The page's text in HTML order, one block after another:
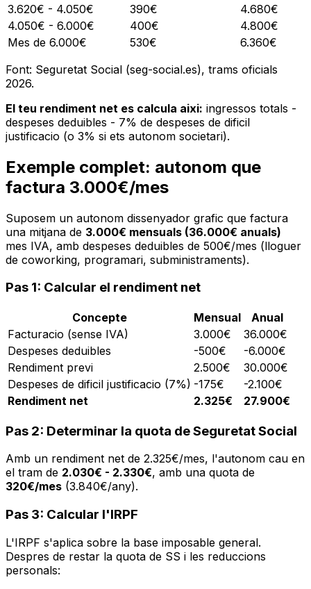
3.620€ - 4.050€
390€
4.680€
4.050€ - 6.000€
400€
4.800€
Mes de 6.000€
530€
6.360€
Font: Seguretat Social (seg-social.es), trams oficials
2026.
El teu rendiment net es calcula aixi: ingressos totals -
despeses deduibles - 7% de despeses de dificil
justificacio (o 3% si ets autonom societari).
Exemple complet: autonom que
factura 3.000€/mes
Suposem un autonom dissenyador grafic que factura
una mitjana de 3.000€ mensuals (36.000€ anuals)
mes IVA, amb despeses deduibles de 500€/mes (lloguer
de coworking, programari, subministraments).
Pas 1: Calcular el rendiment net
Concepte Mensual
Anual
Facturacio (sense IVA)
3.000€
36.000€
Despeses deduibles
-500€
-6.000€
Rendiment previ
2.500€
30.000€
Despeses de dificil justificacio (7%) -175€
-2.100€
Rendiment net
2.325€ 27.900€
Pas 2: Determinar la quota de Seguretat Social
Amb un rendiment net de 2.325€/mes, l'autonom cau en
el tram de 2.030€ - 2.330€, amb una quota de
320€/mes (3.840€/any).
Pas 3: Calcular l'IRPF
L'IRPF s'aplica sobre la base imposable general.
Despres de restar la quota de SS i les reduccions
personals: